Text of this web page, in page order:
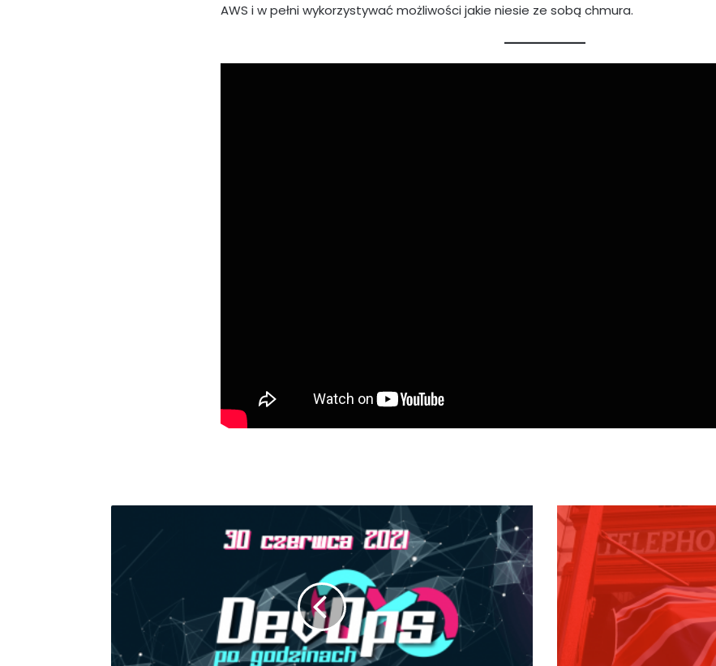
AWS i w pełni wykorzystywać możliwości jakie niesie ze sobą chmura.